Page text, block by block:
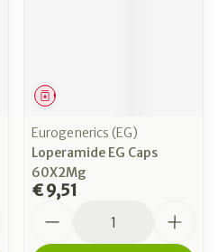
Geneesmiddel
Eurogenerics (EG)
Loperamide EG Caps
60X2Mg
€ 9,51